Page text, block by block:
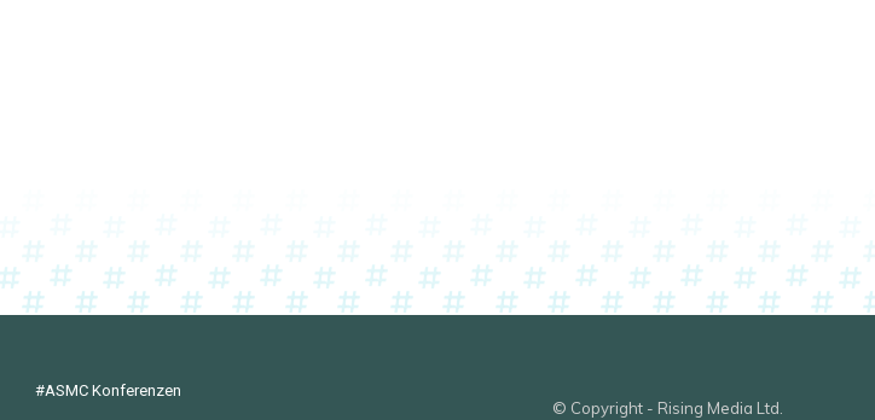
#ASMC Konferenzen
© Copyright - Rising Media Ltd.